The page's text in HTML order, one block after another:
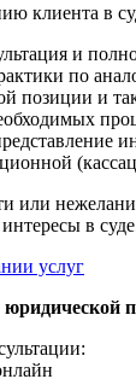
клиента в
и
по
позиции и
или
в
услуг